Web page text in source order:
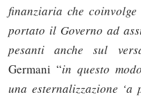
finanziaria che coinvolge
portato il Governo ad
pesanti anche sul
Germani “in questo
una esternalizzazione ‘a